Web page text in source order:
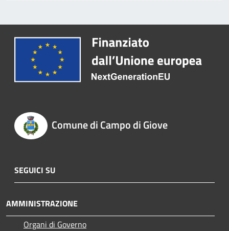
Comune di Campo di Giove
SEGUICI SU
AMMINISTRAZIONE
Organi di Governo